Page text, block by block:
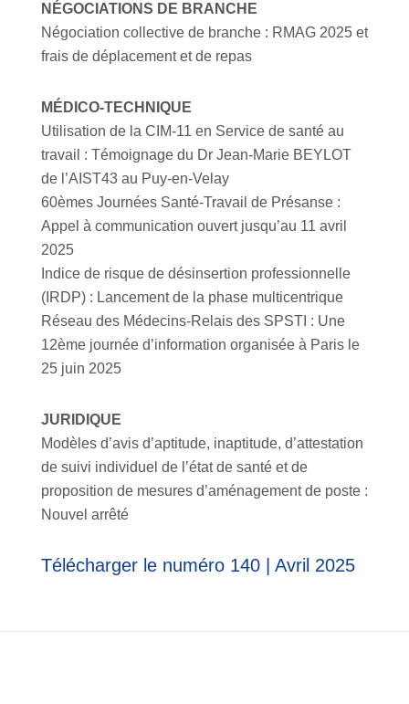
NÉGOCIATIONS DE BRANCHE
Négociation collective de branche : RMAG 2025 et
frais de déplacement et de repas
MÉDICO-TECHNIQUE
Utilisation de la CIM-11 en Service de santé au
travail : Témoignage du Dr Jean-Marie BEYLOT
de l’AIST43 au Puy-en-Velay
60èmes Journées Santé-Travail de Présanse :
Appel à communication ouvert jusqu’au 11 avril
2025
Indice de risque de désinsertion professionnelle
(IRDP) : Lancement de la phase multicentrique
Réseau des Médecins-Relais des SPSTI : Une
12ème journée d’information organisée à Paris le
25 juin 2025
JURIDIQUE
Modèles d’avis d’aptitude, inaptitude, d’attestation
de suivi individuel de l’état de santé et de
proposition de mesures d’aménagement de poste :
Nouvel arrêté
Télécharger le numéro 140 | Avril 2025